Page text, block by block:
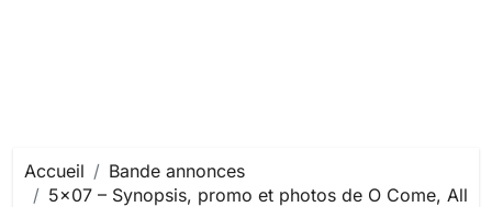
Accueil
Bande annonces
5×07 – Synopsis, promo et photos de O Come, All